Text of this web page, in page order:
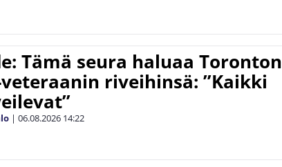
Tämä seura haluaa Toronton
veteraanin riveihinsä: ”Kaikki
| 06.08.2026 14:22